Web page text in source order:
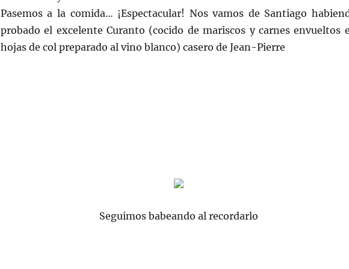
Pasemos a la comida… ¡Espectacular! Nos vamos de Santiago
probado el excelente Curanto (cocido de mariscos y carnes envueltos
hojas de col preparado al vino blanco) casero de Jean-Pierre
Seguimos babeando al recordarlo